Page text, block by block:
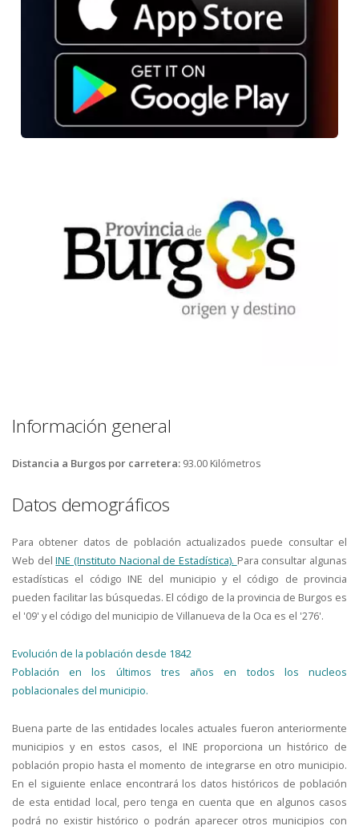
Información general
Distancia a Burgos por carretera: 93.00 Kilómetros
Datos demográficos
Para obtener datos de población actualizados puede consultar el
Web delINE (Instituto Nacional de Estadística). Para consultar algunas
estadísticas el código INE del municipio y el código de provincia
pueden facilitar las búsquedas. El código de la provincia de Burgos es
el '09' y el código del municipio de Villanueva de la Oca es el '276'.
Evolución de la población desde 1842
Población en los últimos tres años en todos los nucleos
poblacionales del municipio.
Buena parte de las entidades locales actuales fueron anteriormente
municipios y en estos casos, el INE proporciona un histórico de
población propio hasta el momento de integrarse en otro municipio.
En el siguiente enlace encontrará los datos históricos de población
de esta entidad local, pero tenga en cuenta que en algunos casos
podrá no existir histórico o podrán aparecer otros municipios con